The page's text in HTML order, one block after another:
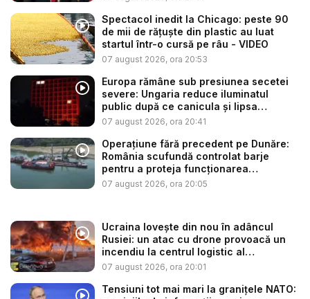
Spectacol inedit la Chicago: peste 90
de mii de rățuște din plastic au luat
startul într-o cursă pe râu - VIDEO
07 august 2026, ora 20:53
Europa rămâne sub presiunea secetei
severe: Ungaria reduce iluminatul
public după ce canicula și lipsa
precip...
07 august 2026, ora 20:41
Operațiune fără precedent pe Dunăre:
România scufundă controlat barje
pentru a proteja funcționarea
Centrale...
07 august 2026, ora 20:05
Ucraina lovește din nou în adâncul
Rusiei: un atac cu drone provoacă un
incendiu la centrul logistic al
„Amazonu...
07 august 2026, ora 20:01
Tensiuni tot mai mari la granițele NATO: